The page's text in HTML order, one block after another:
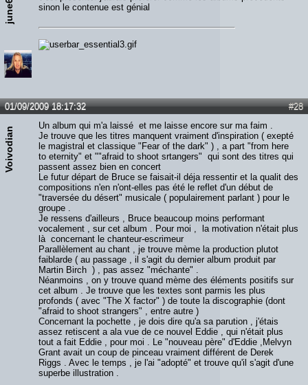
sinon le contenue est génial
#28
01/09/2009 18:17:32
Voivodian
Un album qui m'a laissé et me laisse encore sur ma faim .
Je trouve que les titres manquent vraiment d'inspiration ( exepté
le magistral et classique "Fear of the dark" ) , a part "from here
to eternity" et ""afraid to shoot srtangers" qui sont des titres qui
passent assez bien en concert
Le futur départ de Bruce se faisait-il déja ressentir et la qualit des
compositions n'en n'ont-elles pas été le reflet d'un début de
"traversée du désert" musicale ( populairement parlant ) pour le
groupe .
Je ressens d'ailleurs , Bruce beaucoup moins performant
vocalement , sur cet album . Pour moi , la motivation n'était plus
là concernant le chanteur-escrimeur
Parallèlement au chant , je trouve mème la production plutot
faiblarde ( au passage , il s'agit du dernier album produit par
Martin Birch ) , pas assez "méchante" .
Néanmoins , on y trouve quand mème des éléments positifs sur
cet album . Je trouve que les textes sont parmis les plus
profonds ( avec "The X factor" ) de toute la discographie (dont
"afraid to shoot strangers" , entre autre )
Concernant la pochette , je dois dire qu'a sa parution , j'étais
assez retiscent a ala vue de ce nouvel Eddie , qui n'était plus
tout a fait Eddie , pour moi . Le "nouveau père" d'Eddie ,Melvyn
Grant avait un coup de pinceau vraiment différent de Derek
Riggs . Avec le temps , je l'ai "adopté" et trouve qu'il s'agit d'une
superbe illustration .